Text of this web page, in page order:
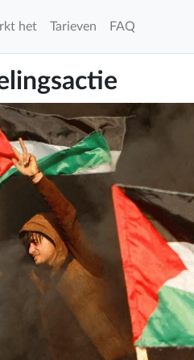
het Tarieven FAQ